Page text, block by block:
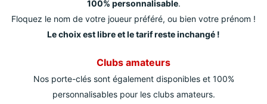
100% personnalisable.
Floquez le nom de votre joueur préféré, ou bien votre prénom !
Le choix est libre et le tarif reste inchangé !
Clubs amateurs
Nos porte-clés sont également disponibles et 100%
personnalisables pour les clubs amateurs.